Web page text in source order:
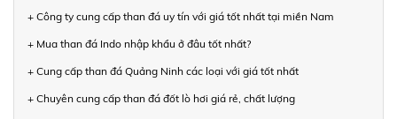
+ Công ty cung cấp than đá uy tín với giá tốt nhất tại miền Nam
+ Mua than đá Indo nhập khẩu ở đâu tốt nhất?
+ Cung cấp than đá Quảng Ninh các loại với giá tốt nhất
+ Chuyên cung cấp than đá đốt lò hơi giá rẻ, chất lượng